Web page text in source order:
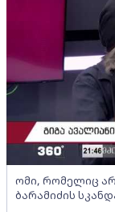
ომი, რომელიც არ
ბარამიძის